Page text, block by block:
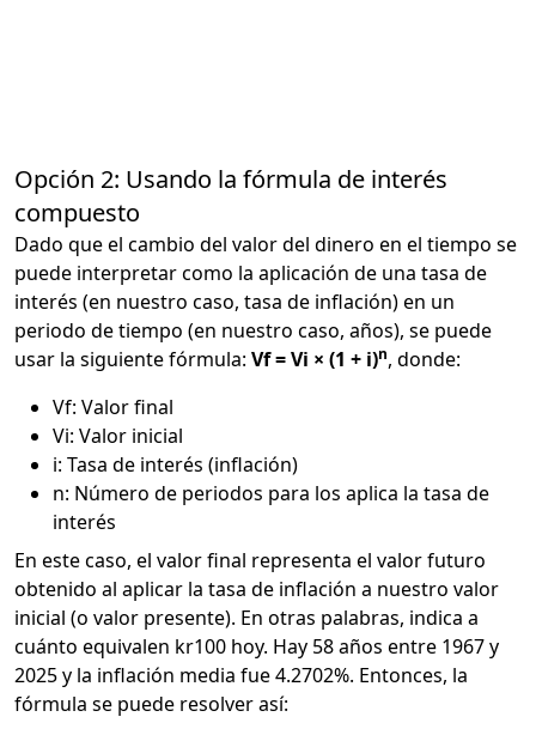
Opción 2: Usando la fórmula de interés
compuesto
Dado que el cambio del valor del dinero en el tiempo se
puede interpretar como la aplicación de una tasa de
interés (en nuestro caso, tasa de inflación) en un
periodo de tiempo (en nuestro caso, años), se puede
usar la siguiente fórmula: Vf = Vi × (1 + i)n, donde:
Vf: Valor final
Vi: Valor inicial
i: Tasa de interés (inflación)
n: Número de periodos para los aplica la tasa de
interés
En este caso, el valor final representa el valor futuro
obtenido al aplicar la tasa de inflación a nuestro valor
inicial (o valor presente). En otras palabras, indica a
cuánto equivalen kr100 hoy. Hay 58 años entre 1967 y
2025 y la inflación media fue 4.2702%. Entonces, la
fórmula se puede resolver así: